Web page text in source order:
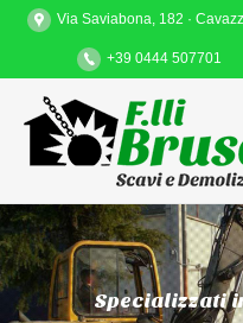
Via Saviabona, 182 ·
+39 0444 507701
Specializzati